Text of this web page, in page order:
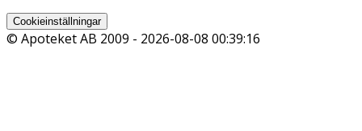
Cookieinställningar
© Apoteket AB 2009 - 2026-08-08 00:39:16